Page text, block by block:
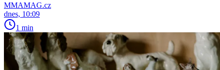
MMAMAG.cz
dnes, 10:09
1 min